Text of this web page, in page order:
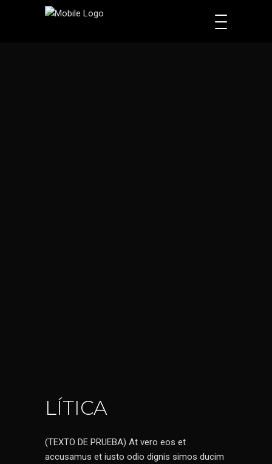
LÍTICA
(TEXTO DE PRUEBA) At vero eos et
accusamus et iusto odio dignis simos ducim